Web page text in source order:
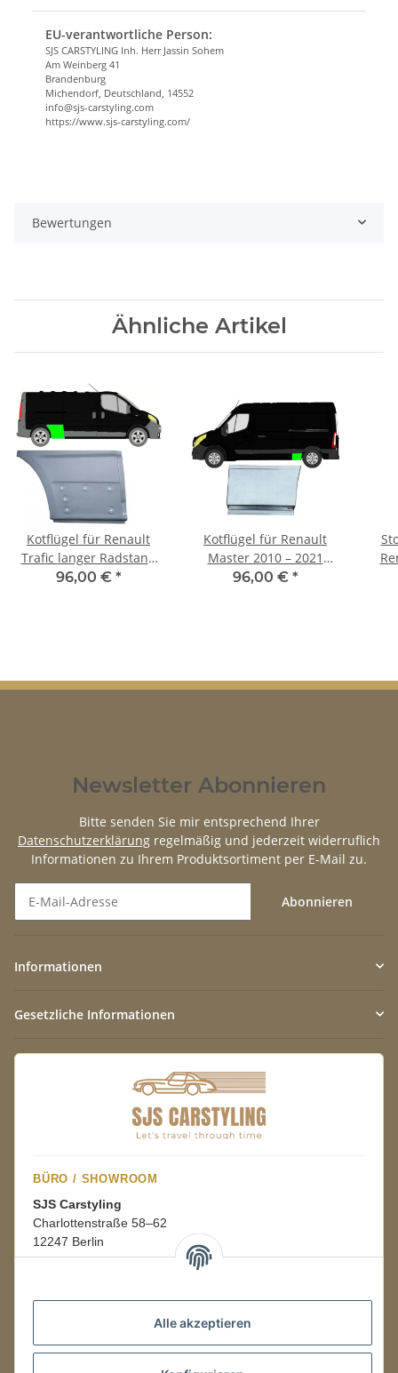
Alle akzeptieren
EU-verantwortliche Person:
SJS CARSTYLING Inh. Herr Jassin Sohem
Am Weinberg 41
Brandenburg
Michendorf, Deutschland, 14552
info@sjs-carstyling.com
https://www.sjs-carstyling.com/
Bewertungen
Ähnliche Artikel
Kotflügel für Renault
Trafic langer Radstand
2001 – 2014 hinten
96,00 € *
Kotflügel für Renault
Master 2010 – 2021
hinten links
96,00 € *
Newsletter Abonnieren
Bitte senden Sie mir entsprechend Ihrer
Datenschutzerklärung regelmäßig und jederzeit widerruflich
Informationen zu Ihrem Produktsortiment per E-Mail zu.
Abonnieren
Informationen
Gesetzliche Informationen
BÜRO / SHOWROOM
SJS Carstyling
Charlottenstraße 58–62
12247 Berlin
08:00–16:00 Uhr
LAGER / RETOUREN